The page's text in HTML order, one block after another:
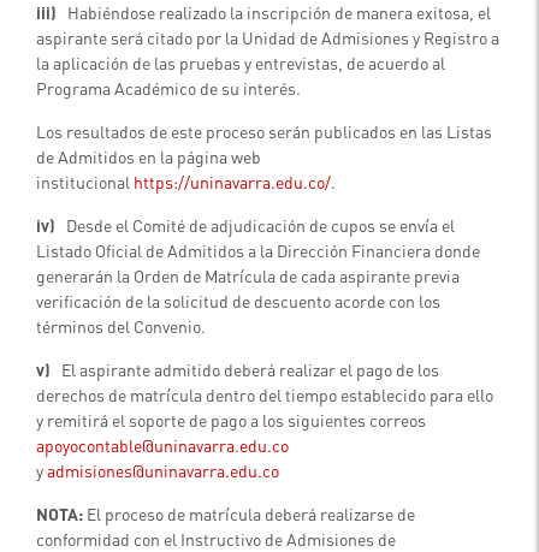
iii) Habiéndose realizado la inscripción de manera exitosa, el
aspirante será citado por la Unidad de Admisiones y Registro a
la aplicación de las pruebas y entrevistas, de acuerdo al
Programa Académico de su interés.
Los resultados de este proceso serán publicados en las Listas
de Admitidos en la página web
institucional https://uninavarra.edu.co/.
iv) Desde el Comité de adjudicación de cupos se envía el
Listado Oficial de Admitidos a la Dirección Financiera donde
generarán la Orden de Matrícula de cada aspirante previa
verificación de la solicitud de descuento acorde con los
términos del Convenio.
v) El aspirante admitido deberá realizar el pago de los
derechos de matrícula dentro del tiempo establecido para ello
y remitirá el soporte de pago a los siguientes correos
apoyocontable@uninavarra.edu.co
yadmisiones@uninavarra.edu.co
NOTA: El proceso de matrícula deberá realizarse de
conformidad con el Instructivo de Admisiones de